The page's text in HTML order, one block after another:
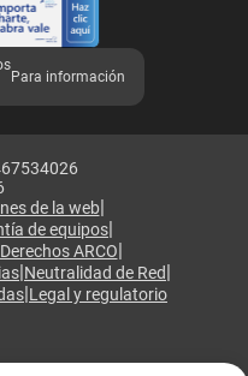
Para información
de la web|
de equipos|
Derechos ARCO|
|Neutralidad de Red|
|Legal y regulatorio